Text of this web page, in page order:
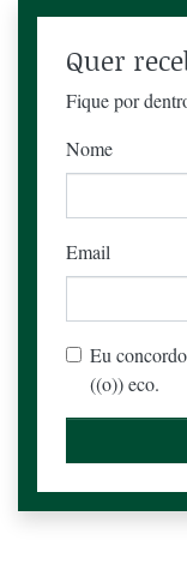
Quer
Fique por
Nome
Email
Eu
((o)) eco.